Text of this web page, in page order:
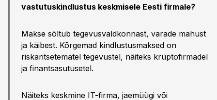
vastutuskindlustus keskmisele Eesti firmale?
Makse sõltub tegevusvaldkonnast, varade mahust
ja käibest. Kõrgemad kindlustusmaksed on
riskantsetematel tegevustel, näiteks krüptofirmadel
ja finantsasutusetel.
Näiteks keskmine IT-firma, jaemüügi või